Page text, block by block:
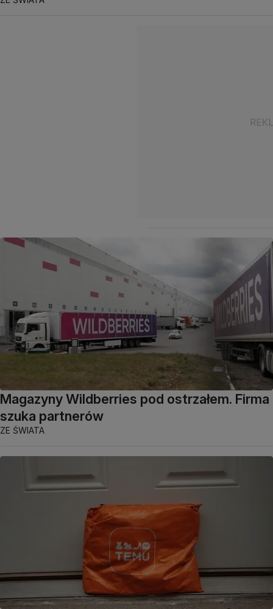
Magazyny Wildberries pod ostrzałem. Firma
szuka partnerów
ZE ŚWIATA